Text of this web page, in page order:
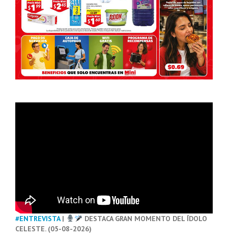
#ENTREVISTA|
DESTACA GRAN MOMENTO DEL ÍDOLO
CELESTE. (05-08-2026)